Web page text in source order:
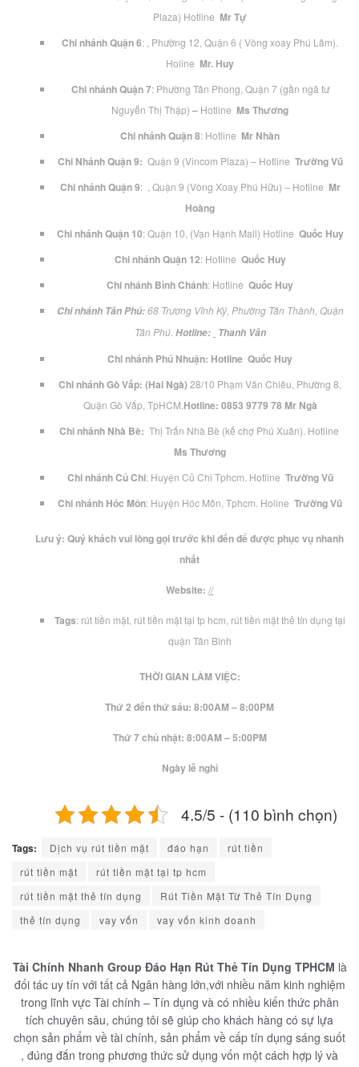
Plaza) Hotline Mr Tự
Chi nhánh Quận 6: , Phường 12, Quận 6 ( Vòng xoay Phú Lâm).
Holine Mr. Huy
Chi nhánh Quận 7: Phường Tân Phong, Quận 7 (gần ngã tư
Nguyễn Thị Thập) – Hotline Ms Thương
Chi nhánh Quận 8: Hotline Mr Nhàn
Chi Nhánh Quận 9: Quận 9 (Vincom Plaza) – Hotline Trường Vũ
Chi nhánh Quận 9: , Quận 9 (Vòng Xoay Phú Hữu) – Hotline Mr
Hoàng
Chi nhánh Quận 10: Quận 10, (Vạn Hạnh Mall) Hotline Quốc Huy
Chi nhánh Quận 12: Hotline Quốc Huy
Chi nhánh Bình Chánh: Hotline Quốc Huy
Chi nhánh Tân Phú:68 Trương Vĩnh Ký, Phường Tân Thành , Quận
Tân Phú. Hotline: Thanh Vân
Chi nhánh Phú Nhuận: Hotline Quốc Huy
Chi nhánh Gò Vấp: (Hai Ngà)28/10 Phạm Văn Chiêu, Phường 8,
Quận Gò Vấp, TpHCM. Hotline: 0853 9779 78 Mr Ngà
Chi nhánh Nhà Bè: Thị Trấn Nhà Bè (kế chợ Phú Xuân). Hotline
Ms Thương
Chi nhánh Củ Chi: Huyện Củ Chi Tphcm. Hotline Trường Vũ
Chi nhánh Hóc Môn: Huyện Hóc Môn, Tphcm. Holine Trường Vũ
Lưu ý: Quý khách vui lòng gọi trước khi đến để được phục vụ nhanh
nhất
Website: //
Tags: rút tiền mặt rút tiền mặt tại tp hcm rút tiền mặt thẻ tín dụng tại
quận Tân Bình
THỜI GIAN LÀM VIỆC:
Thứ 2 đến thứ sáu: 8:00AM – 8:00PM
Thứ 7 chủ nhật: 8:00AM – 5:00PM
Ngày lễ nghỉ
4.5/5 - (110 bình chọn)
Tags: Dịch vụ rút tiền mặt đáo hạn
rút tiền
rút tiền mặt
rút tiền mặt tại tp hcm
rút tiền mặt thẻ tín dụng
Rút Tiền Mặt Từ Thẻ Tín Dụng
thẻ tín dụng
vay vốn vay vốn kinh doanh
Tài Chính Nhanh Group Đáo Hạn Rút Thẻ Tín Dụng TPHCM là
đối tác uy tín với tất cả Ngân hàng lớn,với nhiều năm kinh nghiệm
trong lĩnh vực Tài chính – Tín dụng và có nhiều kiến thức phân
tích chuyên sâu, chúng tôi sẽ giúp cho khách hàng có sự lựa
chọn sản phẩm về tài chính, sản phẩm về cấp tín dụng sáng suốt
, đúng đắn trong phương thức sử dụng vốn một cách hợp lý và